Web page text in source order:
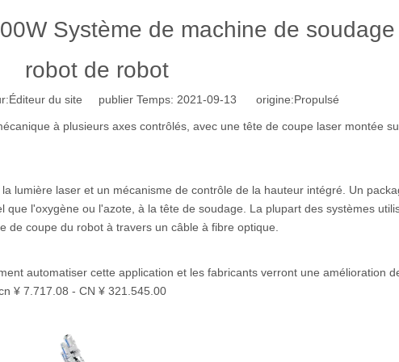
Système de machine de
robot de robot
du site publier Temps: 2021-09-13 origine:Propulsé
à plusieurs axes contrôlés, avec une tête de coupe laser montée
lumière laser et un mécanisme de contrôle de la hauteur intégré. Un
l'oxygène ou l'azote, à la tête de soudage. La plupart des systèmes
coupe du robot à travers un câble à fibre optique.
automatiser cette application et les fabricants verront une amélioration
¥ 7.717.08 - CN ¥ 321.545.00